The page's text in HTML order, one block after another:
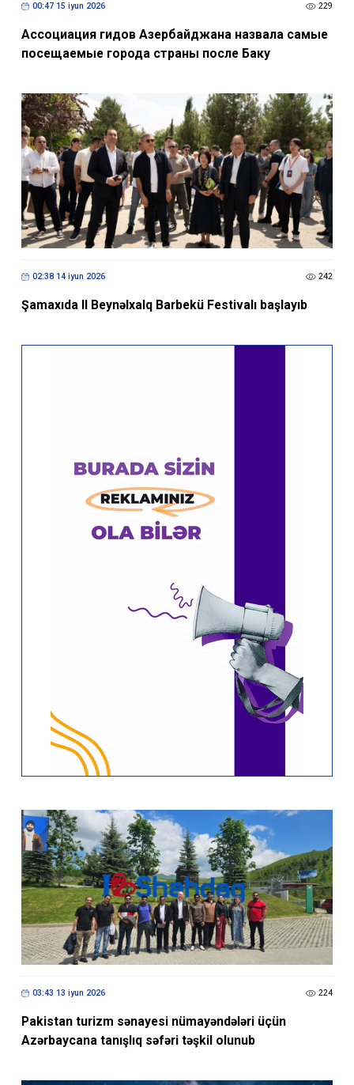
00:47 15 iyun 2026 229
Ассоциация гидов Азербайджана назвала самые
посещаемые города страны после Баку
02:38 14 iyun 2026 242
Şamaxıda II Beynəlxalq Barbekü Festivalı başlayıb
03:43 13 iyun 2026 224
Pakistan turizm sənayesi nümayəndələri üçün
Azərbaycana tanışlıq səfəri təşkil olunub